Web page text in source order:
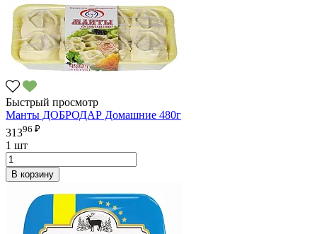
Быстрый просмотр
Манты ДОБРОДАР Домашние 480г
31396 ₽
1 шт
В корзину